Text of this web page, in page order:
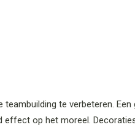
te verbeteren. Een
effect op het moreel.